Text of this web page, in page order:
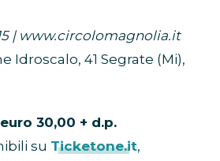
| www.circolomagnolia.it
Idroscalo, 41 Segrate (Mi),
30,00 + d.p.
su Ticketone.it,